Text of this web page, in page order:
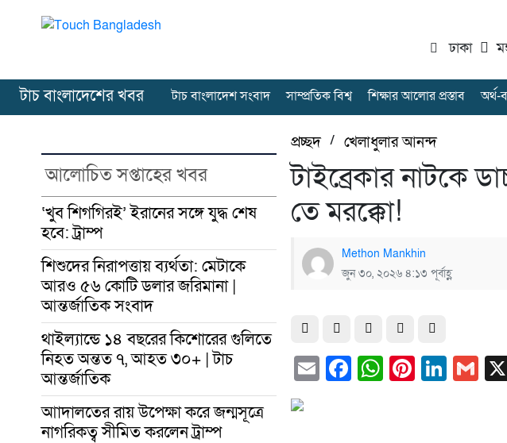
ঢাকা
টাচ বাংলাদেশের খবর টাচ বাংলাদেশ সংবাদ সাম্প্রতিক বিশ্ব শিক্ষার আলোর প্রস্তাব অর্থ-
আলোচিত সপ্তাহের খবর
‘খুব শিগগিরই’ ইরানের সঙ্গে যুদ্ধ শেষ
হবে: ট্রাম্প
শিশুদের নিরাপত্তায় ব্যর্থতা: মেটাকে
আরও ৫৬ কোটি ডলার জরিমানা |
আন্তর্জাতিক সংবাদ
থাইল্যান্ডে ১৪ বছরের কিশোরের গুলিতে
নিহত অন্তত ৭, আহত ৩০+ | টাচ
আন্তর্জাতিক
আাদালতের রায় উপেক্ষা করে জন্মসূত্রে
নাগরিকত্ব সীমিত করলেন ট্রাম্প
প্রচ্ছদ/খেলাধুলার আনন্দ
টাইব্রেকার নাটকে
তে মরক্কো!
Methon Mankhin
জুন ৩০, ২০২৬ ৪:১৩ পূর্বাহ্ণ
EmailFacebook
WhatsApp